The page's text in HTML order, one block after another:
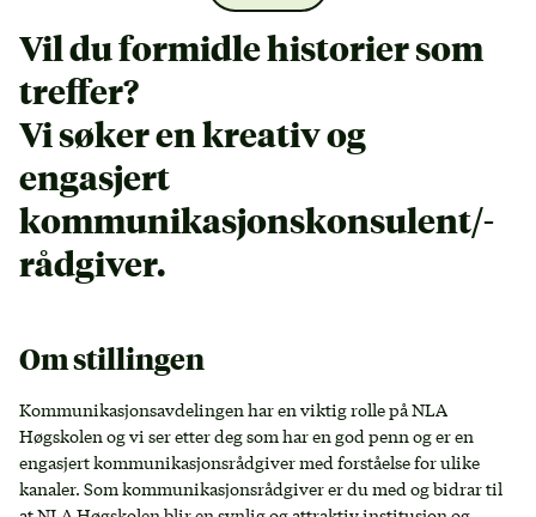
Michael Ludvigsen
HR-rådgiver
e-post:miclud@nla.no
Vil du formidle historier som
treffer?
Vi søker en kreativ og
engasjert
kommunikasjonskonsulent/-
rådgiver.
Om stillingen
Kommunikasjonsavdelingen har en viktig rolle på NLA
Høgskolen og vi ser etter deg som har en god penn og er en
engasjert kommunikasjonsrådgiver med forståelse for ulike
kanaler. Som kommunikasjonsrådgiver er du med og bidrar til